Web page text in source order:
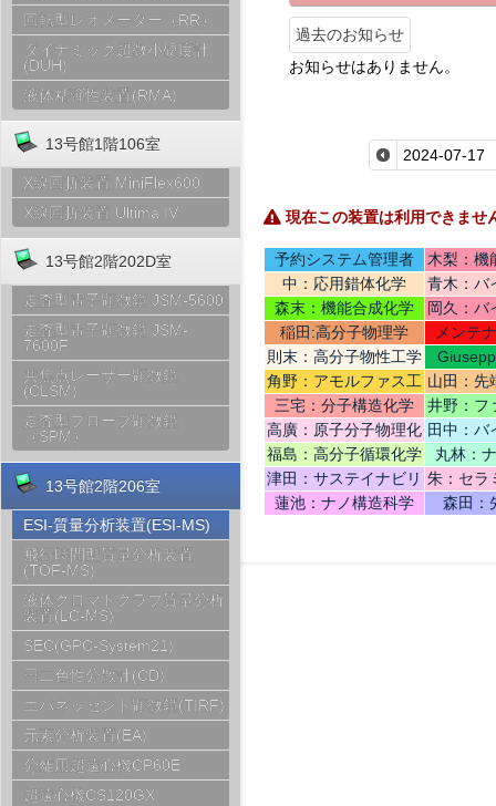
回転型レオメーター（RR）
ダイナミック超微小硬度計
(DUH)
液体粘弾性装置(RMA)
13号館1階106室
X線回折装置 MiniFlex600
X線回折装置 Ultima IV
13号館2階202D室
走査型電子顕微鏡 JSM-5600
走査型電子顕微鏡 JSM-
7600F
共焦点レーザー顕微鏡
(CLSM)
走査型プローブ顕微鏡
（SPM）
13号館2階206室
ESI-質量分析装置(ESI-MS)
飛行時間型質量分析装置
(TOF-MS)
液体クロマトグラフ質量分析
装置(LC-MS)
SEC(GPC-System21)
円二色性分散計(CD)
エバネッセント顕微鏡(TIRF)
元素分析装置(EA)
分離用超遠心機CP60E
超遠心機CS120GX
過去のお知らせ
お知らせはありません。
現在この装置は利用できませ
予約システム管理者
木梨：機
中：応用錯体化学
青木：バ
テリ
森末：機能合成化学
岡久：バ
稲田:高分子物理学
メンテ
則末：高分子物性工学
角野：アモルファス工
学
山田：先
機
三宅：分子構造化学
井野：フ
高廣：原子分子物理化
学
田中：バ
福島：高分子循環化学
丸林：
津田：サステイナビリ
ティデザイン
朱：セラ
蓮池：ナノ構造科学
森田：